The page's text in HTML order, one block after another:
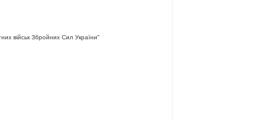
військ Збройних Сил України"